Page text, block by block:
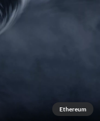
Ethereum